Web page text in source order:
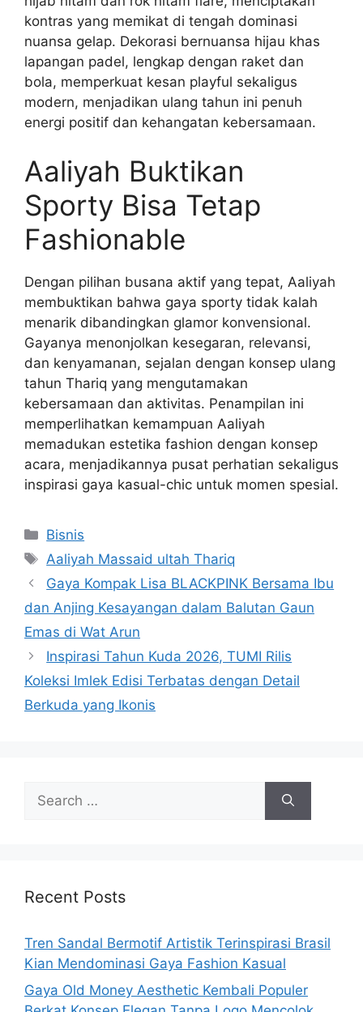
kontras yang memikat di tengah dominasi
nuansa gelap. Dekorasi bernuansa hijau khas
lapangan padel, lengkap dengan raket dan
bola, memperkuat kesan playful sekaligus
modern, menjadikan ulang tahun ini penuh
energi positif dan kehangatan kebersamaan.
Aaliyah Buktikan
Sporty Bisa Tetap
Fashionable
Dengan pilihan busana aktif yang tepat, Aaliyah
membuktikan bahwa gaya sporty tidak kalah
menarik dibandingkan glamor konvensional.
Gayanya menonjolkan kesegaran, relevansi,
dan kenyamanan, sejalan dengan konsep ulang
tahun Thariq yang mengutamakan
kebersamaan dan aktivitas. Penampilan ini
memperlihatkan kemampuan Aaliyah
memadukan estetika fashion dengan konsep
acara, menjadikannya pusat perhatian sekaligus
inspirasi gaya kasual-chic untuk momen spesial.
Categories
Bisnis
Tags
Aaliyah Massaid ultah Thariq
Gaya Kompak Lisa BLACKPINK Bersama Ibu
dan Anjing Kesayangan dalam Balutan Gaun
Emas di Wat Arun
Inspirasi Tahun Kuda 2026, TUMI Rilis
Koleksi Imlek Edisi Terbatas dengan Detail
Berkuda yang Ikonis
for:
Recent Posts
Tren Sandal Bermotif Artistik Terinspirasi Brasil
Kian Mendominasi Gaya Fashion Kasual
Gaya Old Money Aesthetic Kembali Populer